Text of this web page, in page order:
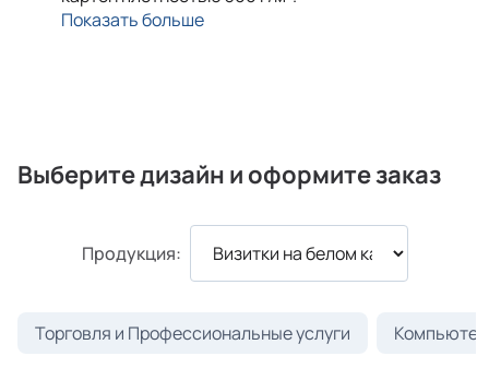
Показать больше
Выберите дизайн и оформите заказ
Продукция:
Торговля и Профессиональные услуги